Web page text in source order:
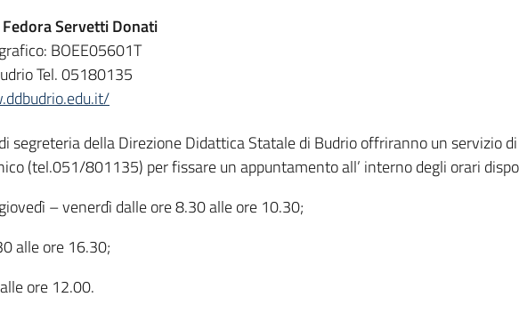
Servetti Donati
BOEE05601T
Tel. 05180135
segreteria della Direzione Didattica Statale di Budrio offriranno un servizio
(tel.051/801135) per fissare un appuntamento all’ interno degli orari
– venerdì dalle ore 8.30 alle ore 10.30;
alle ore 16.30;
ore 12.00.